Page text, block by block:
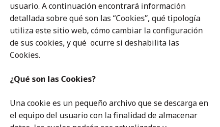
usuario. A continuación encontrará información
detallada sobre qué son las “Cookies”, qué tipología
utiliza este sitio web, cómo cambiar la configuración
de sus cookies, y qué ocurre si deshabilita las
Cookies.
¿Qué son las Cookies?
Una cookie es un pequeño archivo que se descarga en
el equipo del usuario con la finalidad de almacenar